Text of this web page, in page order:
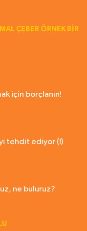
ÇEBER ÖRNEK BİR
için borçlanın!
tehdit ediyor (!)
ne buluruz?